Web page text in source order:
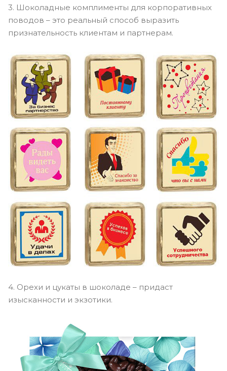
3. Шоколадные комплименты для корпоративных
поводов – это реальный способ выразить
признательность клиентам и партнерам.
4. Орехи и цукаты в шоколаде – придаст
изысканности и экзотики.